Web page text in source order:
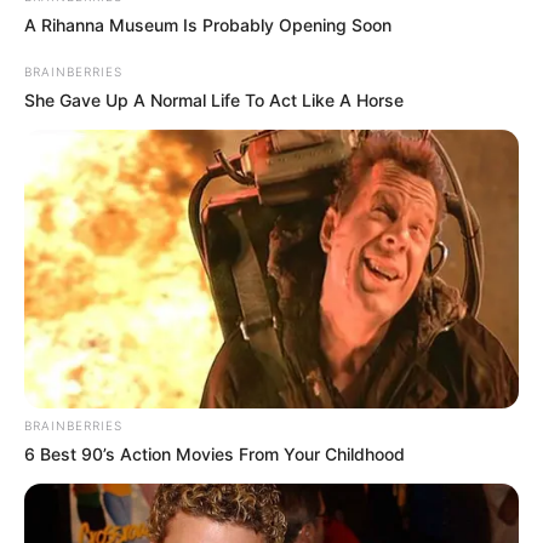
προανάκριση για τα ακριβή αίτια του
Τελευταία νέα
ΗΠΑ: Πώς τα πούμα μειώνουν τα
τροχαία – Τι αποκαλύπτει νέα
επιστημονική μελέτη
Μάλια: 42χρονη Ολλανδή έχασε τη ζωή
της μετά από πτώση από σκάφος
στην επικαιρότητα θα γίνουν και
διάθεση – Δεν έχω κάτι μαζί τους, ούτε
εμμονή ”
A Rihanna Museum Is Probably Opening Soon
BRAINBERRIES
She Gave Up A Normal Life To Act Like A Horse
BRAINBERRIES
6 Best 90’s Action Movies From Your Childhood